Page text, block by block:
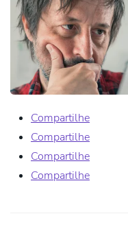
Compartilhe
Compartilhe
Compartilhe
Compartilhe